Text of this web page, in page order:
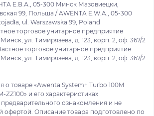
Е.В.А., 05-300 Минск Мазовиецки,
99, Польша / AWENTA E.W.A., 05-300
ul. Warszawska 99, Poland
торговое унитарное предприятие
ул. Тимирязева, д. 123, корп. 2, оф. 367/2
торговое унитарное предприятие
ул. Тимирязева, д. 123, корп. 2, оф. 367/2
о товаре «Awenta System+ Turbo 100M
ZZ100» и его характеристиках
ознакомления и не
офертой. Описание товара подготовлено по